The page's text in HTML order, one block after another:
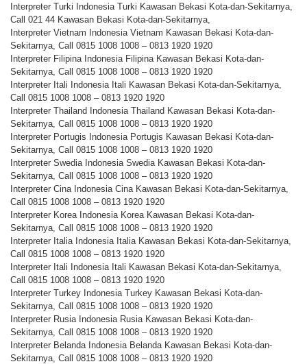
Interpreter Turki Indonesia Turki Kawasan Bekasi Kota-dan-Sekitarnya,
Call 021 44 Kawasan Bekasi Kota-dan-Sekitarnya,
Interpreter Vietnam Indonesia Vietnam Kawasan Bekasi Kota-dan-
Sekitarnya, Call 0815 1008 1008 – 0813 1920 1920
Interpreter Filipina Indonesia Filipina Kawasan Bekasi Kota-dan-
Sekitarnya, Call 0815 1008 1008 – 0813 1920 1920
Interpreter Itali Indonesia Itali Kawasan Bekasi Kota-dan-Sekitarnya,
Call 0815 1008 1008 – 0813 1920 1920
Interpreter Thailand Indonesia Thailand Kawasan Bekasi Kota-dan-
Sekitarnya, Call 0815 1008 1008 – 0813 1920 1920
Interpreter Portugis Indonesia Portugis Kawasan Bekasi Kota-dan-
Sekitarnya, Call 0815 1008 1008 – 0813 1920 1920
Interpreter Swedia Indonesia Swedia Kawasan Bekasi Kota-dan-
Sekitarnya, Call 0815 1008 1008 – 0813 1920 1920
Interpreter Cina Indonesia Cina Kawasan Bekasi Kota-dan-Sekitarnya,
Call 0815 1008 1008 – 0813 1920 1920
Interpreter Korea Indonesia Korea Kawasan Bekasi Kota-dan-
Sekitarnya, Call 0815 1008 1008 – 0813 1920 1920
Interpreter Italia Indonesia Italia Kawasan Bekasi Kota-dan-Sekitarnya,
Call 0815 1008 1008 – 0813 1920 1920
Interpreter Itali Indonesia Itali Kawasan Bekasi Kota-dan-Sekitarnya,
Call 0815 1008 1008 – 0813 1920 1920
Interpreter Turkey Indonesia Turkey Kawasan Bekasi Kota-dan-
Sekitarnya, Call 0815 1008 1008 – 0813 1920 1920
Interpreter Rusia Indonesia Rusia Kawasan Bekasi Kota-dan-
Sekitarnya, Call 0815 1008 1008 – 0813 1920 1920
Interpreter Belanda Indonesia Belanda Kawasan Bekasi Kota-dan-
Sekitarnya, Call 0815 1008 1008 – 0813 1920 1920